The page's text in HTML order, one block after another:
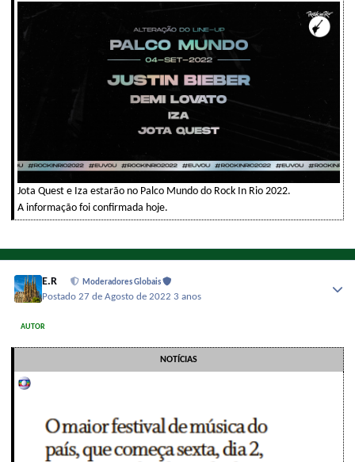
Jota Quest e Iza estarão no Palco Mundo do Rock In Rio 2022.
A informação foi confirmada hoje.
E.R Moderadores Globais
Postado27 de Agosto de 2022 3 anos
AUTOR
NOTÍCIAS